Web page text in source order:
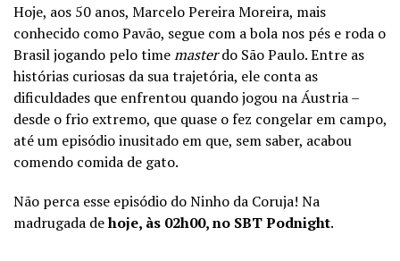
Hoje, aos 50 anos, Marcelo Pereira Moreira, mais
conhecido como Pavão, segue com a bola nos pés e roda o
Brasil jogando pelo timemasterdo São Paulo. Entre as
histórias curiosas da sua trajetória, ele conta as
dificuldades que enfrentou quando jogou na Áustria –
desde o frio extremo, que quase o fez congelar em campo,
até um episódio inusitado em que, sem saber, acabou
comendo comida de gato.
Não perca esse episódio do Ninho da Coruja! Na
madrugada dehoje, às 02h00, no SBT Podnight.